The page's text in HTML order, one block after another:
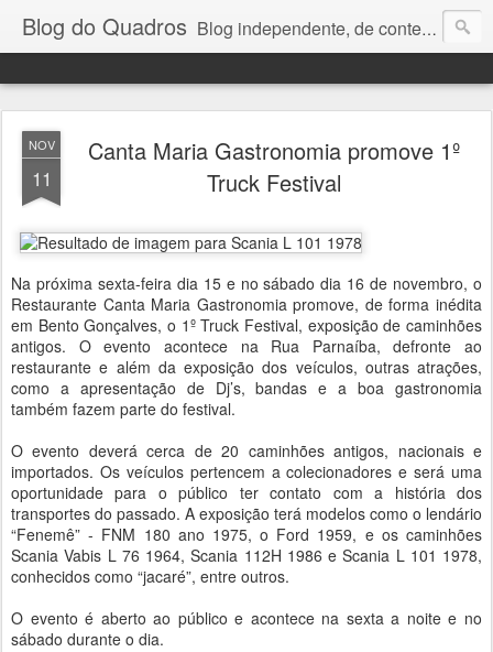
Blog do Quadros Blog independente, de conteúdo noticioso, com foco em economia, negócios, política e atualidades. e-mail do editor: chquadros2@gmail.com
NOV
11
Canta Maria Gastronomia promove 1º
Truck Festival
Na próxima sexta-feira dia 15 e no sábado dia 16 de novembro, o
Restaurante Canta Maria Gastronomia promove, de forma inédita
em Bento Gonçalves, o 1º Truck Festival, exposição de caminhões
antigos. O evento acontece na Rua Parnaíba, defronte ao
restaurante e além da exposição dos veículos, outras atrações,
como a apresentação de Dj’s, bandas e a boa gastronomia
também fazem parte do festival.
O evento deverá cerca de 20 caminhões antigos, nacionais e
importados. Os veículos pertencem a colecionadores e será uma
oportunidade para o público ter contato com a história dos
transportes do passado. A exposição terá modelos como o lendário
“Fenemê” - FNM 180 ano 1975, o Ford 1959, e os caminhões
Scania Vabis L 76 1964, Scania 112H 1986 e Scania L 101 1978,
conhecidos como “jacaré”, entre outros.
O evento é aberto ao público e acontece na sexta a noite e no
sábado durante o dia.